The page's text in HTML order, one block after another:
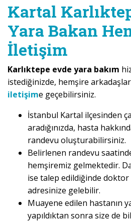
Kartal
Yara Bakan
İletişim
Karlıktepe evde yara bakım
istediğinizde, hemşire
iletişime geçebilirsiniz.
İstanbul Kartal ilçesinden
aradığınızda, hasta
randevu oluşturabilirsiniz.
Belirlenen randevu
hemşiremiz gelmektedir.
ise talep edildiğinde doktor
adresinize gelebilir.
Muayene edilen hastanın
yapıldıktan sonra size de